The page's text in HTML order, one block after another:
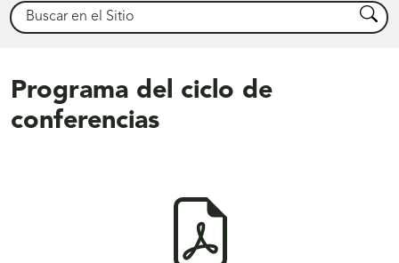
Buscar Buscar
Programa del ciclo de
conferencias